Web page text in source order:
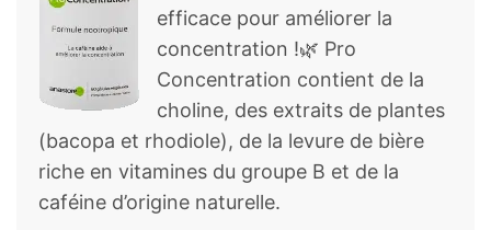
efficace pour améliorer la
concentration !🌿 Pro
Concentration contient de la
choline, des extraits de plantes
(bacopa et rhodiole), de la levure de bière
riche en vitamines du groupe B et de la
caféine d’origine naturelle.